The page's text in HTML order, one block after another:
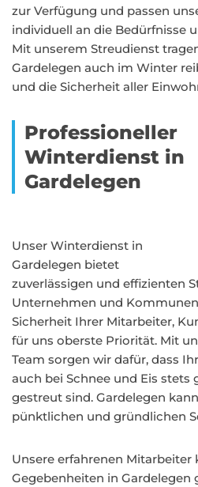
zur Verfügung und passen
individuell an die Bedürfnisse
Mit unserem Streudienst
Gardelegen auch im Winter
und die Sicherheit aller
Professioneller
Winterdienst in
Gardelegen
Unser Winterdienst in
Gardelegen bietet
zuverlässigen und effizienten
Unternehmen und
Sicherheit Ihrer Mitarbeiter,
für uns oberste Priorität. Mit
Team sorgen wir dafür, dass
auch bei Schnee und Eis stets
gestreut sind. Gardelegen
pünktlichen und gründlichen
Unsere erfahrenen Mitarbeiter
Gegebenheiten in Gardelegen